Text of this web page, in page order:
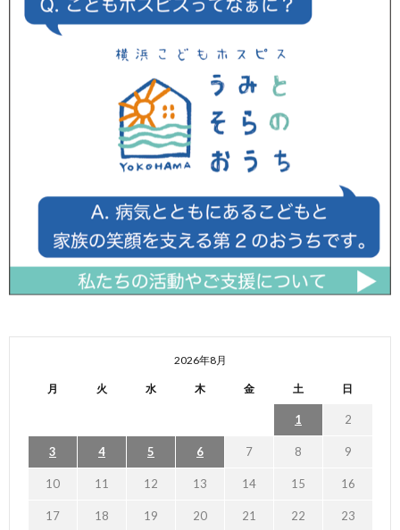
2026年8月
月 火 水 木 金 土 日
1 2
3 4 5 6 7 8 9
10 11 12 13 14 15 16
17 18 19 20 21 22 23